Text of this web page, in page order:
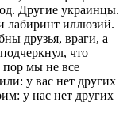
Другие украинцы.
лабиринт иллюзий.
друзья, враги, а
что
пор мы не все
у вас нет других
у нас нет других